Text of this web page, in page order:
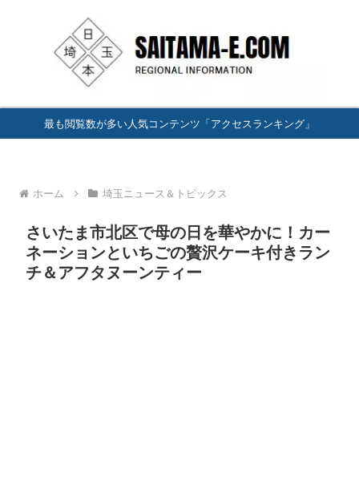
最も閲覧数が多い人気コンテンツ「アクセスランキング」
ホーム 埼玉ニュース＆トピックス
さいたま市北区で母の日を華やかに！カー
ネーションといちごの贅沢ケーキ付きラン
チ＆アフタヌーンティー